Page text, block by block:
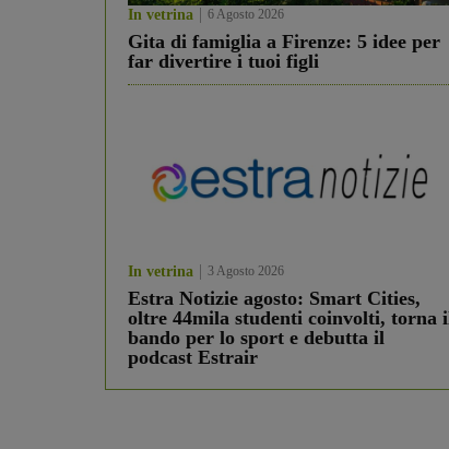
In vetrina 6 Agosto 2026
Gita di famiglia a Firenze: 5 idee per
far divertire i tuoi figli
In vetrina 3 Agosto 2026
Estra Notizie agosto: Smart Cities,
oltre 44mila studenti coinvolti, torna
bando per lo sport e debutta il
podcast Estrair